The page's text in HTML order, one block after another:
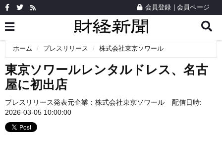
会員登録 会員ページ
ホーム プレスリリース 株式会社東京ソワール
東京ソワールレンタルドレス、名古
屋に初出店
プレスリリース発表元企業： 株式会社東京ソワール
配信日時:
2026-03-05 10:00:00